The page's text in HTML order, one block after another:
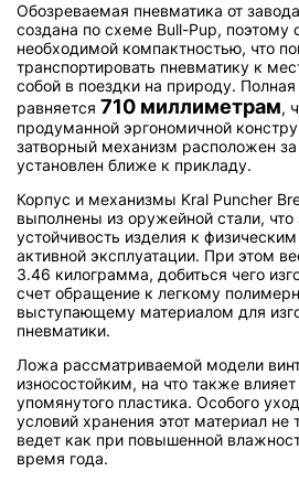
Обозреваемая пневматика от
создана по схеме Bull-Pup, поэтому
необходимой компактностью, что
транспортировать пневматику к
собой в поездки на природу.
равняется 710 миллиметрам,
продуманной эргономичной
затворный механизм расположен
установлен ближе к прикладу.
Корпус и механизмы Kral Puncher
выполнены из оружейной стали,
устойчивость изделия к
активной эксплуатации. При этом
3.46 килограмма, добиться чего
счет обращение к легкому
выступающему материалом для
пневматики.
Ложа рассматриваемой модели
износостойким, на что также
упомянутого пластика. Особого
условий хранения этот материал не
ведет как при повышенной
время года.